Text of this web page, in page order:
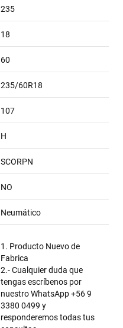
235
18
60
235/60R18
107
H
SCORPN
NO
Neumático
1. Producto Nuevo de
Fabrica
2.- Cualquier duda que
tengas escríbenos por
nuestro WhatsApp +56 9
3380 0499 y
responderemos todas tus